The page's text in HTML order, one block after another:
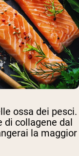
ossa dei pesci.
di collagene dal
la maggior